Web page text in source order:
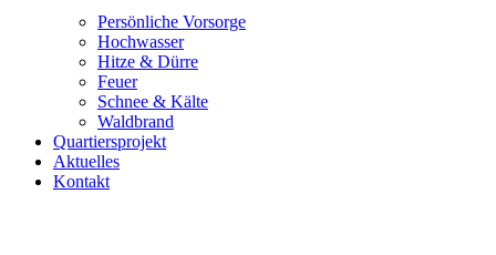
Persönliche Vorsorge
Hochwasser
Hitze & Dürre
Feuer
Schnee & Kälte
Waldbrand
Quartiersprojekt
Aktuelles
Kontakt